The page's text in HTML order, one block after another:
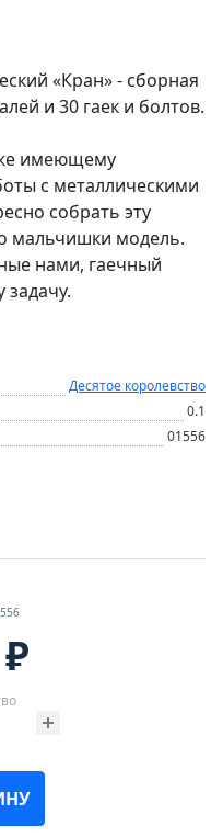
«Кран» - сборная
и 30 гаек и болтов.
имеющему
с металлическими
собрать эту
мальчишки модель.
нами, гаечный
задачу.
Десятое королевство
0.1
01556